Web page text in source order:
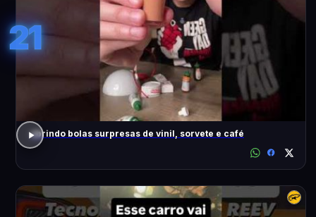
21
abrindo bolas surpresas de vinil, sorvete e café